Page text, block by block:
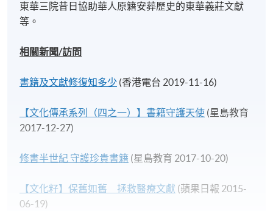
東華三院昔日協助華人原籍安葬歷史的東華義莊文獻
等。
相關新聞/訪問
書籍及文獻修復知多少 (香港電台 2019-11-16)
【文化傳承系列（四之一）】書籍守護天使 (星島教育
2017-12-27)
修書半世紀 守護珍貴書籍 (星島教育 2017-10-20)
【文化籽】保舊如舊 拯救醫療文獻 (蘋果日報 2015-
06-19)